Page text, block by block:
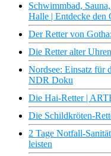
Schwimmbad,
Halle | Entdecke
Der Retter von
Die Retter alter
Nordsee: Einsatz für
NDR Doku
Die Hai-Retter |
Die Schildkröten-
2 Tage Notfall-
leisten